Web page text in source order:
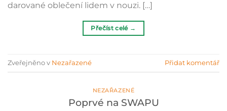
darované oblečení lidem v nouzi. […]
Přečíst celé →
Zveřejněno v Nezařazené Přidat komentář
NEZAŘAZENÉ
Poprvé na SWAPU